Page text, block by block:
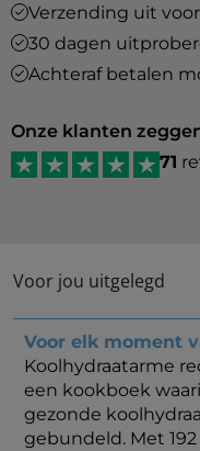
Verzending uit
30 dagen
Achteraf betalen
Onze klanten
71
Voor jou uitgelegd
Voor elk moment
Koolhydraatarme
een kookboek
gezonde
gebundeld. Met